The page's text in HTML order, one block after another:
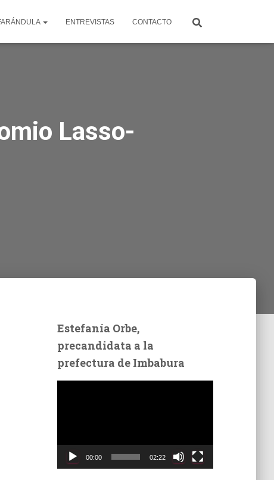
ENTREVISTAS CONTACTO
Lasso-
Estefanía Orbe,
precandidata a la
prefectura de Imbabura
00:00 02:22